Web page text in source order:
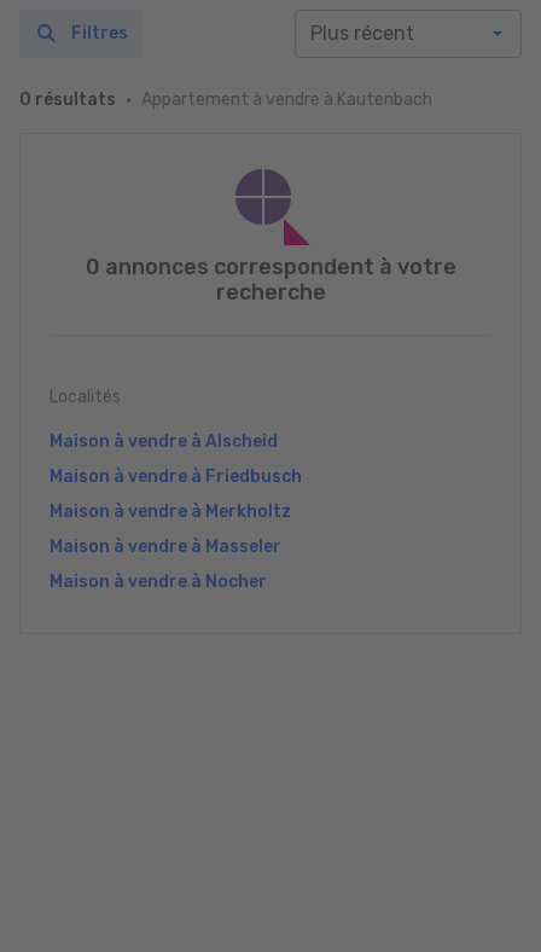
0 résultats Appartement à vendre à Kautenbach
Filtres
0 annonces correspondent à votre
recherche
Localités
Maison à vendre à Alscheid
Maison à vendre à Friedbusch
Maison à vendre à Merkholtz
Maison à vendre à Masseler
Maison à vendre à Nocher